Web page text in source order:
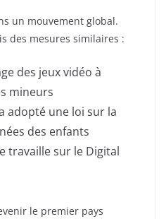
un mouvement global.
des mesures similaires :
des jeux vidéo à
mineurs
adopté une loi sur la
des enfants
travaille sur le Digital
le premier pays